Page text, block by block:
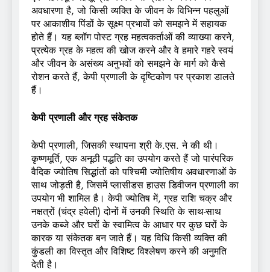
अवधारणा है, जो किसी व्यक्ति के जीवन के विभिन्न पहलुओं
पर आकाशीय पिंडों के सूक्ष्म प्रभावों को समझने में सहायक
होते हैं। यह ब्लॉग पोस्ट ग्रह महत्वकर्ताओं की व्याख्या करने,
प्रत्येक ग्रह के महत्व की खोज करने और वे हमारे गहरे स्वयं
और जीवन के असंख्य अनुभवों को समझने के मार्ग को कैसे
रोशन करते हैं, केपी प्रणाली के दृष्टिकोण पर प्रकाश डालते
हैं।
केपी प्रणाली और ग्रह संकेतक
केपी प्रणाली, जिसकी स्थापना श्री के.एस. ने की थी।
कृष्णमूर्ति, एक अनूठी पद्धति का उपयोग करते हैं जो पारंपरिक
वैदिक ज्योतिष सिद्धांतों को पश्चिमी ज्योतिषीय अवधारणाओं के
साथ जोड़ती है, जिसमें प्लासीडस हाउस डिवीजन प्रणाली का
उपयोग भी शामिल है। केपी ज्योतिष में, ग्रह राशि चक्र और
नक्षत्रों (चंद्र हवेली) दोनों में उनकी स्थिति के साथ-साथ
उनके कब्जे और घरों के स्वामित्व के आधार पर कुछ घरों के
कारक या संकेतक बन जाते हैं। यह विधि किसी व्यक्ति की
कुंडली का विस्तृत और विशिष्ट विश्लेषण करने की अनुमति
देती है।